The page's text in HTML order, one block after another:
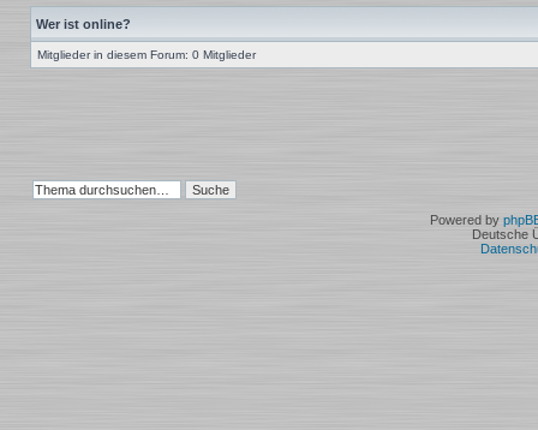
Wer ist online?
Mitglieder in diesem Forum: 0 Mitglieder
Powered by
Deutsche